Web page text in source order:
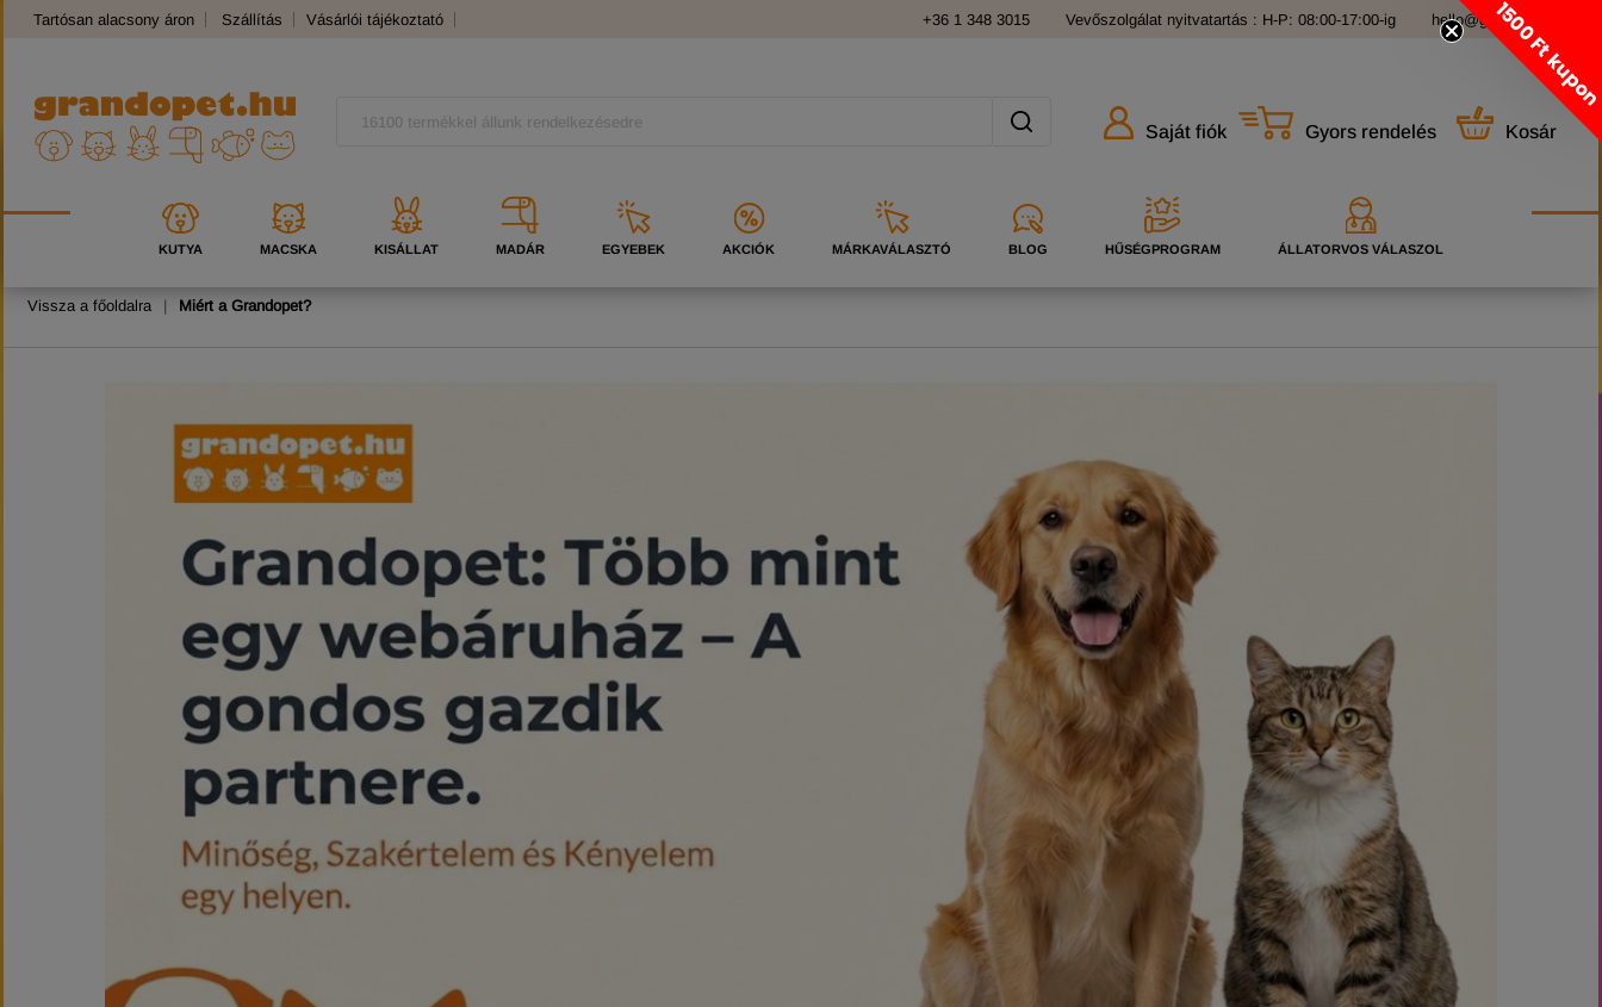
Tartósan alacsony áron Szállítás Vásárlói tájékoztató +36 1 348 3015 Vevőszolgálat nyitvatartás : H-P: 08:00-17:00-ig hello@grandopet.hu
Saját fiók Gyors rendelés Kosár
KUTYA MACSKA KISÁLLAT MADÁR EGYEBEK AKCIÓK MÁRKAVÁLASZTÓ BLOG HŰSÉGPROGRAM ÁLLATORVOS VÁLASZOL
Vissza a főoldalra | Miért a Grandopet?
1500 Ft